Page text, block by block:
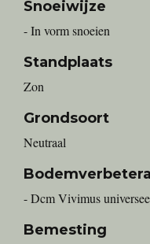
Snoeiwijze
- In vorm snoeien
Standplaats
Zon
Grondsoort
Neutraal
- Dcm Vivimus
Bemesting